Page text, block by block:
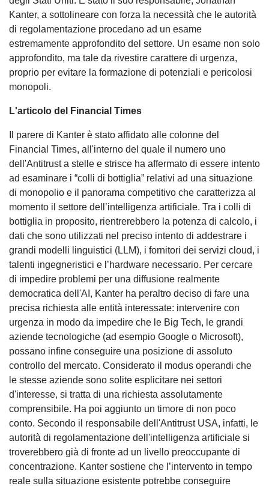
Kanter, a sottolineare con forza la necessità che le autorità
di regolamentazione procedano ad un esame
estremamente approfondito del settore. Un esame non solo
approfondito, ma tale da rivestire carattere di urgenza,
proprio per evitare la formazione di potenziali e pericolosi
monopoli.
L'articolo del Financial Times
Il parere di Kanter è stato affidato alle colonne del
Financial Times, all'interno del quale il numero uno
dell'Antitrust a stelle e strisce ha affermato di essere intento
ad esaminare i “colli di bottiglia” relativi ad una situazione
di monopolio e il panorama competitivo che caratterizza al
momento il settore dell’intelligenza artificiale. Tra i colli di
bottiglia in proposito, rientrerebbero la potenza di calcolo, i
dati che sono utilizzati nel preciso intento di addestrare i
grandi modelli linguistici (LLM), i fornitori dei servizi cloud, i
talenti ingegneristici e l’hardware necessario. Per cercare
di impedire problemi per una diffusione realmente
democratica dell'AI, Kanter ha peraltro deciso di fare una
precisa richiesta alle entità interessate: intervenire con
urgenza in modo da impedire che le Big Tech, le grandi
aziende tecnologiche (ad esempio Google o Microsoft),
possano infine conseguire una posizione di assoluto
controllo del mercato. Considerato il modus operandi che
le stesse aziende sono solite esplicitare nei settori
d'interesse, si tratta di una richiesta assolutamente
comprensibile. Ha poi aggiunto un timore di non poco
conto. Secondo il responsabile dell'Antitrust USA, infatti, le
autorità di regolamentazione dell'intelligenza artificiale si
troverebbero già di fronte ad un livello preoccupante di
concentrazione. Kanter sostiene che l’intervento in tempo
reale sulla situazione esistente potrebbe conseguire